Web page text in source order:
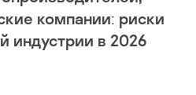
компании: риски
индустрии в 2026